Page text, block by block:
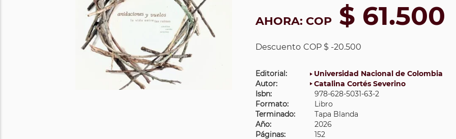
AHORA: COP $ 61.500
Descuento COP $ -20.500
Editorial:
Universidad Nacional de Colombia
Autor:
Catalina Cortés Severino
Isbn:
978-628-5031-63-2
Formato:
Libro
Terminado:
Tapa Blanda
Año:
2026
Páginas:
152